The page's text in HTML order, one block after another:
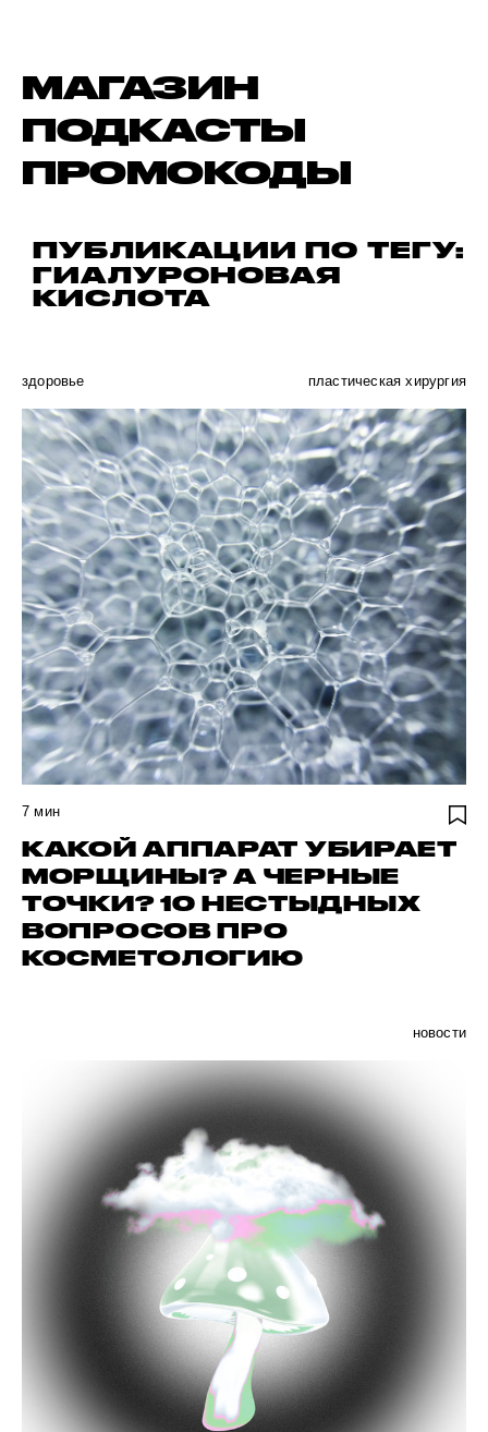
МАГАЗИН
ПОДКАСТЫ
ПРОМОКОДЫ
ПУБЛИКАЦИИ ПО ТЕГУ:
ГИАЛУРОНОВАЯ
КИСЛОТА
здоровье пластическая хирургия
7 мин
КАКОЙ АППАРАТ УБИРАЕТ
МОРЩИНЫ? А ЧЕРНЫЕ
ТОЧКИ? 10 НЕСТЫДНЫХ
ВОПРОСОВ ПРО
КОСМЕТОЛОГИЮ
новости